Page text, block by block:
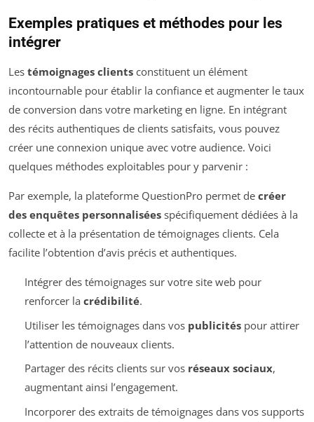
Exemples pratiques et méthodes pour les
intégrer
Les témoignages clients constituent un élément
incontournable pour établir la confiance et augmenter le taux
de conversion dans votre marketing en ligne. En intégrant
des récits authentiques de clients satisfaits, vous pouvez
créer une connexion unique avec votre audience. Voici
quelques méthodes exploitables pour y parvenir :
Par exemple, la plateforme QuestionPro permet de créer
des enquêtes personnalisées spécifiquement dédiées à la
collecte et à la présentation de témoignages clients. Cela
facilite l’obtention d’avis précis et authentiques.
Intégrer des témoignages sur votre site web pour
renforcer la crédibilité.
Utiliser les témoignages dans vos publicitéspour attirer
l’attention de nouveaux clients.
Partager des récits clients sur vos réseaux sociaux,
augmentant ainsi l’engagement.
Incorporer des extraits de témoignages dans vos supports